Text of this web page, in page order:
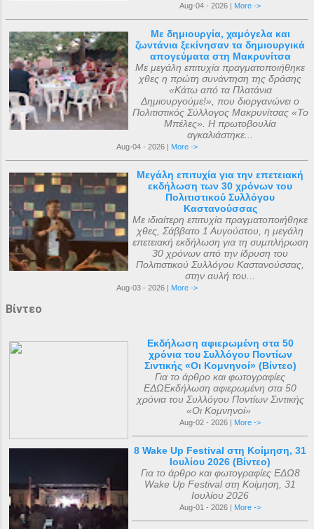
Aug-04 - 2026 | More ->
Με δημιουργία, χαμόγελα και
ζωντάνια ξεκίνησαν τα δημιουργικά
απογεύματα στη Μακρυνίτσα
Με μεγάλη επιτυχία πραγματοποιήθηκε
χθες η πρώτη συνάντηση της δράσης
«Κάτω από τα Πλατάνια
Δημιουργούμε!», που διοργανώνει ο
Πολιτιστικός Σύλλογος Μακρυνίτσας «Το
Μπέλες». Η πρωτοβουλία
αγκαλιάστηκε...
Aug-04 - 2026 | More ->
Μεγάλη επιτυχία για την επετειακή
εκδήλωση των 30 χρόνων του
Πολιτιστικού Συλλόγου
Καστανούσσας
Με ιδιαίτερη επιτυχία πραγματοποιήθηκε
χθες, Σάββατο 1 Αυγούστου, η μεγάλη
επετειακή εκδήλωση για τη συμπλήρωση
30 χρόνων από την ίδρυση του
Πολιτιστικού Συλλόγου Καστανούσσας,
στην αυλή του...
Aug-03 - 2026 | More ->
Βίντεο
Εκδήλωση αφιερωμένη στα 50
χρόνια του Συλλόγου Ποντίων
Σιντικής «Οι Κομνηνοί» (Βίντεο)
Για το άρθρο και φωτογραφίες
ΕΔΩΕκδήλωση αφιερωμένη στα 50
χρόνια του Συλλόγου Ποντίων Σιντικής
«Οι Κομνηνοί»
Aug-02 - 2026 | More ->
8 Wake Up Festival στη Κοίμηση, 31
Ιουλίου 2026 (Βίντεο)
Για το άρθρο και φωτογραφίες ΕΔΩ8
Wake Up Festival στη Κοίμηση, 31
Ιουλίου 2026
Aug-01 - 2026 | More ->